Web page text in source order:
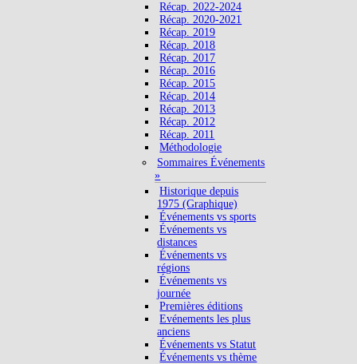
Récap. 2022-2024
Récap. 2020-2021
Récap. 2019
Récap. 2018
Récap. 2017
Récap. 2016
Récap. 2015
Récap. 2014
Récap. 2013
Récap. 2012
Récap. 2011
Méthodologie
Sommaires Événements
»
Historique depuis
1975 (Graphique)
Événements vs sports
Événements vs
distances
Événements vs
régions
Événements vs
journée
Premières éditions
Evénements les plus
anciens
Événements vs Statut
Événements vs thème